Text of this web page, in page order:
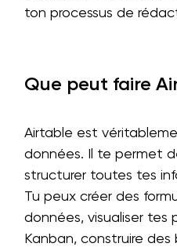
ton processus de
Que peut faire
Airtable est
données. Il te permet
structurer toutes tes
Tu peux créer des
données, visualiser tes
Kanban, construire